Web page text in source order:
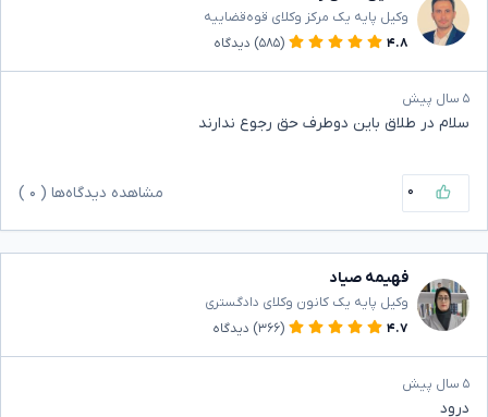
وکیل پایه یک مرکز وکلای قوه‌قضاییه
۴.۸
(۵۸۵) دیدگاه
۵ سال پیش
سلام در طلاق باین دوطرف حق رجوع ندارند
۰ مشاهده دیدگاه‌ها ( ۰
فهیمه صیاد
وکیل پایه یک کانون وکلای دادگستری
۴.۷
(۳۶۶) دیدگاه
۵ سال پیش
درود